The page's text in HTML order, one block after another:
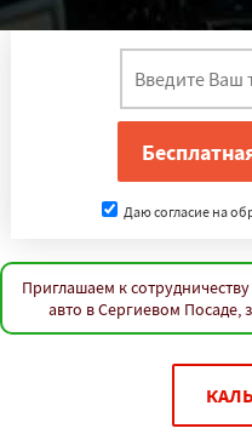
Даю согласие на
Приглашаем к
авто в Сергиевом Посаде,